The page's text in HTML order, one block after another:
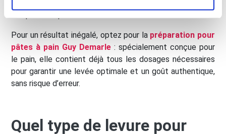
Pour un résultat inégalé, optez pour la préparation pour
pâtes à pain Guy Demarle : spécialement conçue pour
le pain, elle contient déjà tous les dosages nécessaires
pour garantir une levée optimale et un goût authentique,
sans risque d’erreur.
Quel type de levure pour